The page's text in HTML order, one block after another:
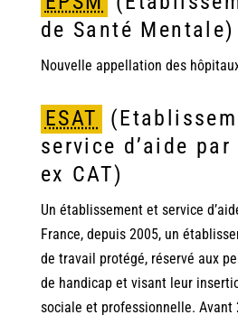
de Santé Mentale)
Nouvelle appellation des
ESAT
service d’aide
ex CAT)
Un établissement et service
France, depuis 2005, un
de travail protégé, réservé aux
de handicap et visant leur
sociale et professionnelle. Avant